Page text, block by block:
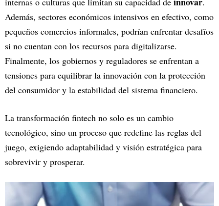
Además, sectores económicos intensivos en efectivo, como
pequeños comercios informales, podrían enfrentar desafíos
si no cuentan con los recursos para digitalizarse.
Finalmente, los gobiernos y reguladores se enfrentan a
tensiones para equilibrar la innovación con la protección
del consumidor y la estabilidad del sistema financiero.
La transformación fintech no solo es un cambio
tecnológico, sino un proceso que redefine las reglas del
juego, exigiendo adaptabilidad y visión estratégica para
sobrevivir y prosperar.